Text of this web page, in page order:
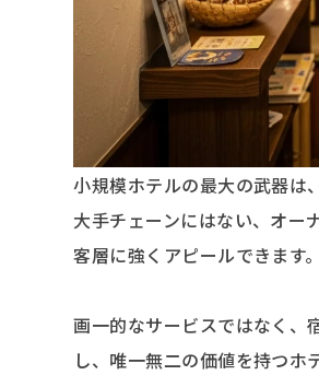
小規模ホテルの最大の武器は
大手チェーンにはない、オー
客層に強くアピールできます。
画一的なサービスではなく、
し、唯一無二の価値を持つホ